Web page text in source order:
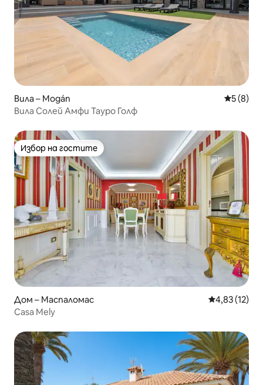
Вила – Mogán Средна
5 (8)
Вила Солей Амфи Тауро Голф
Избор на гостите
Избор на гостите
Дом – Маспаломас Средна
4,83 (12)
Casa Mely